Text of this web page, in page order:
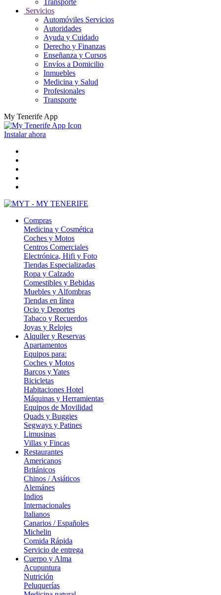
Transporte
Servicios
Automóviles Servicios
Autoridades
Ayuda y Cuidado
Derecho y Finanzas
Enseñanza y Cursos
Envíos a Domicilio
Inmuebles
Medicina y Salud
Profesionales
Transporte
My Tenerife App
Instalar ahora
Compras
Medicina y Cosmética
Coches y Motos
Centros Comerciales
Electrónica, Hifi y Foto
Tiendas Especializadas
Ropa y Calzado
Comestibles y Bebidas
Muebles y Alfombras
Tiendas en línea
Ocio y Deportes
Tabaco y Recuerdos
Joyas y Relojes
Alquiler y Reservas
Apartamentos
Equipos para:
Coches y Motos
Barcos y Yates
Bicicletas
Habitaciones Hotel
Máquinas y Herramientas
Equipos de Movilidad
Quads y Buggies
Segways y Patines
Limusinas
Villas y Fincas
Restaurantes
Americanos
Británicos
Chinos / Asiáticos
Alemánes
Indios
Internacionales
Italianos
Canarios / Españoles
Michelin
Comida Rápida
Servicio de entrega
Cuerpo y Alma
Acupuntura
Nutrición
Peluquerías